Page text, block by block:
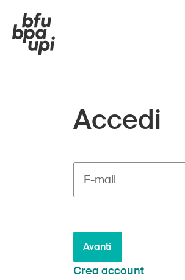
Accedi
E-mail
Avanti
Crea account